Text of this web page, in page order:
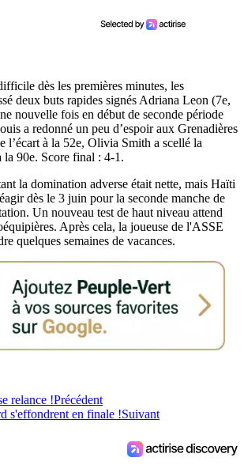
dès les premières minutes, les
deux buts rapides signés Adriana Leon (7e,
nouvelle fois en début de seconde période
a redonné un peu d’espoir aux Grenadières
l’écart à la 52e, Olivia Smith a scellé la
la 90e. Score final : 4-1.
la domination adverse était nette, mais Haïti
dès le 3 juin pour la seconde manche de
Un nouveau test de haut niveau attend
Après cela, la joueuse de l'ASSE
quelques semaines de vacances.
relance !Précédent
s'effondrent en finale !Suivant